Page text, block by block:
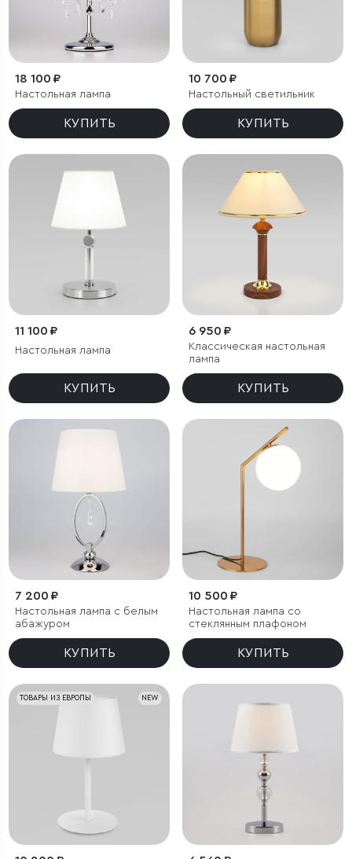
18 100 ₽
Настольная лампа
КУПИТЬ
10 700 ₽
Настольный светильник
КУПИТЬ
11 100 ₽
Настольная лампа
КУПИТЬ
6 950 ₽
Классическая настольная
лампа
КУПИТЬ
7 200 ₽
Настольная лампа с белым
абажуром
КУПИТЬ
10 500 ₽
Настольная лампа со
стеклянным плафоном
КУПИТЬ
NEW
ТОВАРЫ ИЗ ЕВРОПЫ